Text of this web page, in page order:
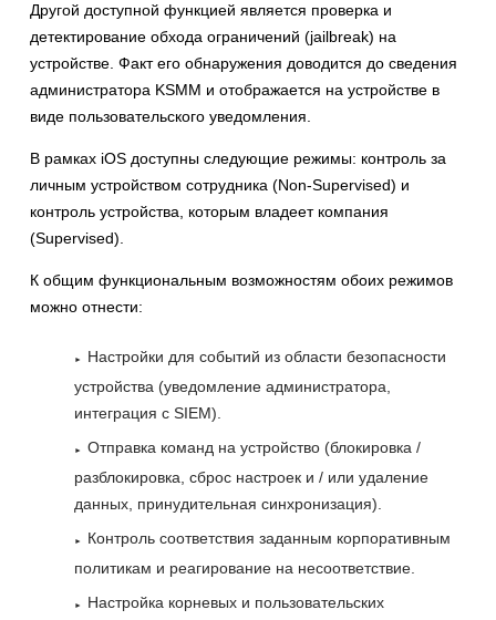
Другой доступной функцией является проверка и
детектирование обхода ограничений (jailbreak) на
устройстве. Факт его обнаружения доводится до сведения
администратора KSMM и отображается на устройстве в
виде пользовательского уведомления.
В рамках iOS доступны следующие режимы: контроль за
личным устройством сотрудника (Non-Supervised) и
контроль устройства, которым владеет компания
(Supervised).
К общим функциональным возможностям обоих режимов
можно отнести:
Настройки для событий из области безопасности
устройства (уведомление администратора,
интеграция с SIEM).
Отправка команд на устройство (блокировка /
разблокировка, сброс настроек и / или удаление
данных, принудительная синхронизация).
Контроль соответствия заданным корпоративным
политикам и реагирование на несоответствие.
Настройка корневых и пользовательских